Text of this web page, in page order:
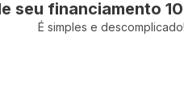
seu financiamento
É simples e descomplicado!